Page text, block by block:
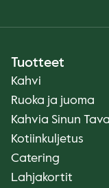
Tuotteet
Kahvi
Ruoka ja juoma
Kahvia Sinun
Kotiinkuljetus
Catering
Lahjakortit